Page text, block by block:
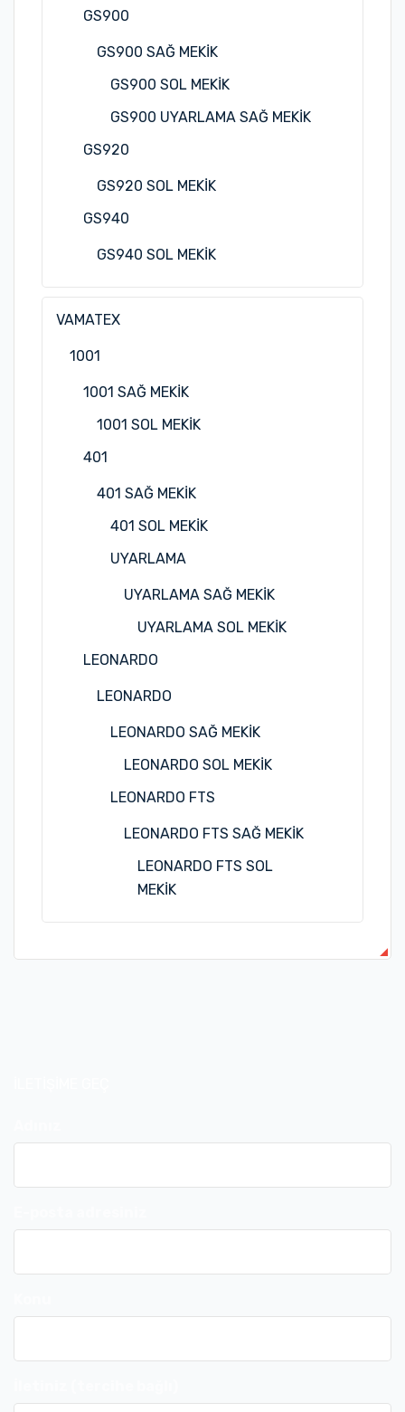
GS900
GS900 SAĞ MEKİK
GS900 SOL MEKİK
GS900 UYARLAMA SAĞ MEKİK
GS920
GS920 SOL MEKİK
GS940
GS940 SOL MEKİK
VAMATEX
1001
1001 SAĞ MEKİK
1001 SOL MEKİK
401
401 SAĞ MEKİK
401 SOL MEKİK
UYARLAMA
UYARLAMA SAĞ MEKİK
UYARLAMA SOL MEKİK
LEONARDO
LEONARDO
LEONARDO SAĞ MEKİK
LEONARDO SOL MEKİK
LEONARDO FTS
LEONARDO FTS SAĞ MEKİK
LEONARDO FTS SOL
MEKİK